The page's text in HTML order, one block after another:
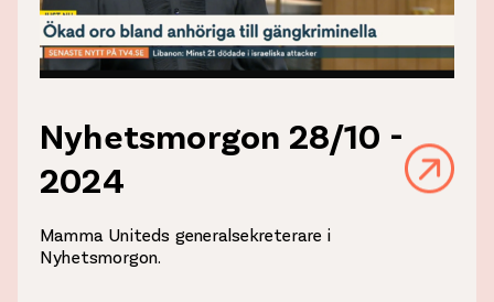
Nyhetsmorgon 28/10 -
2024
Mamma Uniteds generalsekreterare i
Nyhetsmorgon.